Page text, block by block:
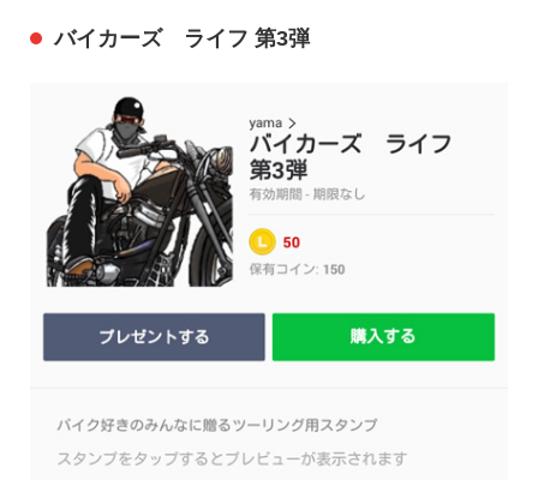
バイカーズ ライフ 第3弾